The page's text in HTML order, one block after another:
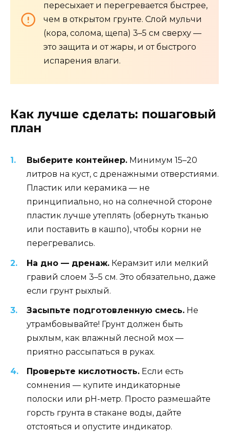
пересыхает и перегревается быстрее,
чем в открытом грунте. Слой мульчи
(кора, солома, щепа) 3–5 см сверху —
это защита и от жары, и от быстрого
испарения влаги.
Как лучше сделать: пошаговый
план
Выберите контейнер. Минимум 15–20
литров на куст, с дренажными отверстиями.
Пластик или керамика — не
принципиально, но на солнечной стороне
пластик лучше утеплять (обернуть тканью
или поставить в кашпо), чтобы корни не
перегревались.
На дно — дренаж. Керамзит или мелкий
гравий слоем 3–5 см. Это обязательно, даже
если грунт рыхлый.
Засыпьте подготовленную смесь. Не
утрамбовывайте! Грунт должен быть
рыхлым, как влажный лесной мох —
приятно рассыпаться в руках.
Проверьте кислотность. Если есть
сомнения — купите индикаторные
полоски или pH-метр. Просто размешайте
горсть грунта в стакане воды, дайте
отстояться и опустите индикатор.